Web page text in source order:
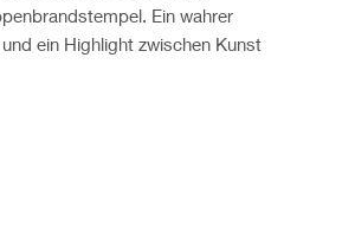
Ein wahrer
ein Highlight zwischen Kunst